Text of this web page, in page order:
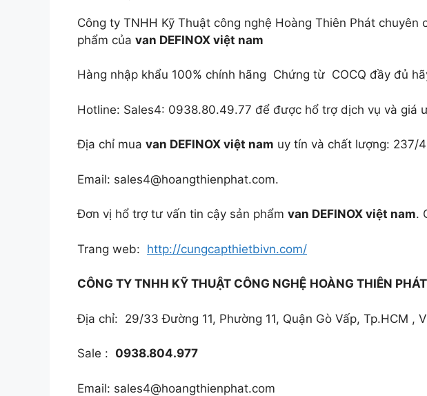
Công ty TNHH Kỹ Thuật công nghệ Hoàng Thiên Phát
phẩm của van DEFINOX việt nam
Hàng nhập khẩu 100% chính hãng Chứng từ COCQ đầy đủ
Hotline: Sales4: 0938.80.49.77 để được hổ trợ dịch vụ và giá
Địa chỉ mua van DEFINOX việt nam uy tín và chất lượng: 237/
Email: sales4@hoangthienphat.com.
Đơn vị hổ trợ tư vấn tin cậy sản phẩm van DEFINOX việt nam.
Trang web: http://cungcapthietbivn.com/
CÔNG TY TNHH KỸ THUẬT CÔNG NGHỆ HOÀNG THIÊN PHÁT
Địa chỉ: 29/33 Đường 11, Phường 11, Quận Gò Vấp, Tp.HCM ,
Sale : 0938.804.977
Email: sales4@hoangthienphat.com